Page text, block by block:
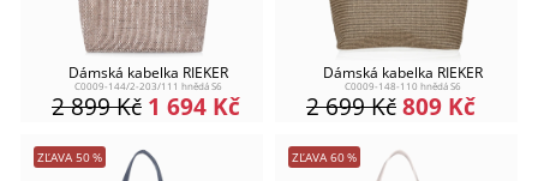
Dámská kabelka RIEKER
C0009-144/2-203/111 hnědá S6
1 694 Kč
2 899Kč
Dámská kabelka RIEKER
C0009-148-110 hnědá S6
809 Kč
2 699Kč
ZĽAVA 50% ZĽAVA 60%